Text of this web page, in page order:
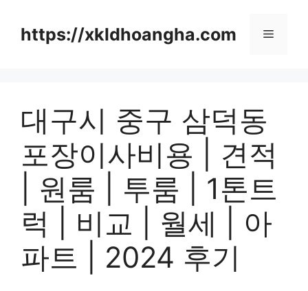
https://xkldhoangha.com 메
대구시 중구 삼덕동
포장이사비용 | 견적
| 원룸 | 투룸 | 1톤트
럭 | 비교 | 월세 | 아
파트 | 2024 후기